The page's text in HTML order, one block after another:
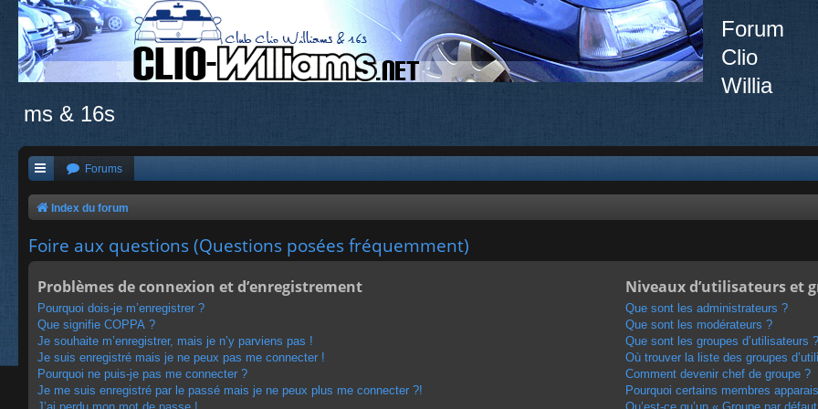
Forum
Clio
Willia
ms & 16s
Forums
Index du forum
Foire aux questions (Questions posées fréquemment)
Problèmes de connexion et d’enregistrement
Pourquoi dois-je m’enregistrer ?
Que signifie COPPA ?
Je souhaite m’enregistrer, mais je n’y parviens pas !
Je suis enregistré mais je ne peux pas me connecter !
Pourquoi ne puis-je pas me connecter ?
Je me suis enregistré par le passé mais je ne peux plus me connecter ?!
Niveaux d’utilisateurs et
Que sont les administrateurs ?
Que sont les modérateurs ?
Que sont les groupes d’utilisateurs ?
Où trouver la liste des groupes
Comment devenir chef de groupe ?
Pourquoi certains membres